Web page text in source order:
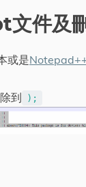
件及
或是
到 );